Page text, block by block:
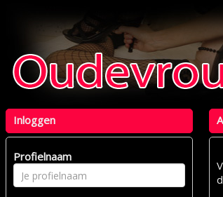
Inloggen
Profielnaam